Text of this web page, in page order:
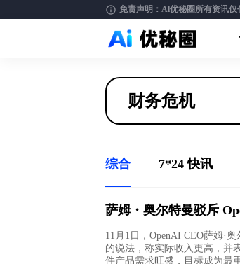
免责声明：Al优秘圈所有资讯
综合 7*24 快讯
萨姆・奥尔特曼驳斥
11月1日，OpenAI CEO萨姆·
的说法，称实际收入更高，并
件产品需求旺盛，目标成为最